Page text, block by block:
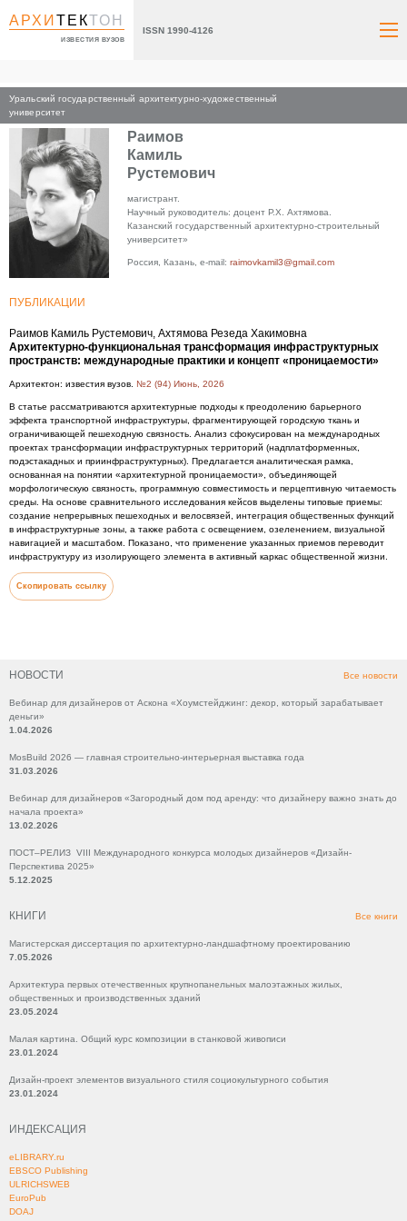
АРХИТЕКТОН
ИЗВЕСТИЯ ВУЗОВ
ISSN 1990-4126
Уральский государственный архитектурно-художественный
университет
НОВОСТИ Все новости
Вебинар для дизайнеров от Аскона «Хоумстейджинг: декор, который зарабатывает
деньги»
1.04.2026
MosBuild 2026 — главная строительно-интерьерная выставка года
31.03.2026
Вебинар для дизайнеров «Загородный дом под аренду: что дизайнеру важно знать до
начала проекта»
13.02.2026
ПОСТ–РЕЛИЗ VIII Международного конкурса молодых дизайнеров «Дизайн-
Перспектива 2025»
5.12.2025
КНИГИ Все книги
Магистерская диссертация по архитектурно-ландшафтному проектированию
7.05.2026
Архитектура первых отечественных крупнопанельных малоэтажных жилых,
общественных и производственных зданий
23.05.2024
Малая картина. Общий курс композиции в станковой живописи
23.01.2024
Дизайн-проект элементов визуального стиля социокультурного события
23.01.2024
ИНДЕКСАЦИЯ
eLIBRARY.ru
EBSCO Publishing
ULRICHSWEB
EuroPub
DOAJ
Главная
Раимов
Камиль
Рустемович
магистрант.
Научный руководитель: доцент Р.Х. Ахтямова.
Казанский государственный архитектурно-строительный
университет»
Россия, Казань, e-mail: raimovkamil3@gmail.com
ПУБЛИКАЦИИ
Раимов Камиль Рустемович, Ахтямова Резеда Хакимовна
Архитектурно-функциональная трансформация инфраструктурных
пространств: международные практики и концепт «проницаемости»
Архитектон: известия вузов. №2 (94) Июнь, 2026
В статье рассматриваются архитектурные подходы к преодолению барьерного
эффекта транспортной инфраструктуры, фрагментирующей городскую ткань и
ограничивающей пешеходную связность. Анализ сфокусирован на международных
проектах трансформации инфраструктурных территорий (надплатформенных,
подэстакадных и приинфраструктурных). Предлагается аналитическая рамка,
основанная на понятии «архитектурной проницаемости», объединяющей
морфологическую связность, программную совместимость и перцептивную читаемость
среды. На основе сравнительного исследования кейсов выделены типовые приемы:
создание непрерывных пешеходных и велосвязей, интеграция общественных функций
в инфраструктурные зоны, а также работа с освещением, озеленением, визуальной
навигацией и масштабом. Показано, что применение указанных приемов переводит
инфраструктуру из изолирующего элемента в активный каркас общественной жизни.
Скопировать ссылку